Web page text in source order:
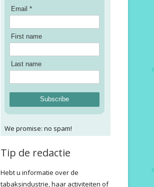
Email *
First name
Last name
Subscribe
We promise: no spam!
Tip de redactie
Hebt u informatie over de
tabaksindustrie, haar activiteiten of